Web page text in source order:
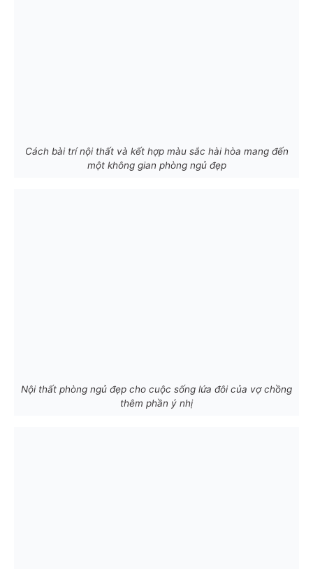
Cách bài trí nội thất và kết hợp màu sắc hài hòa mang đến
một không gian phòng ngủ đẹp
Nội thất phòng ngủ đẹp cho cuộc sống lứa đôi của vợ chồng
thêm phần ý nhị